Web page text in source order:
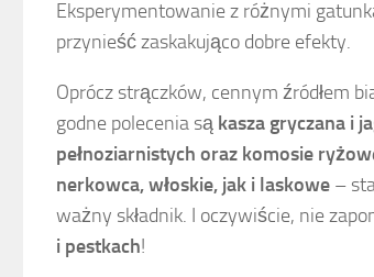
Eksperymentowanie z różnymi
przynieść zaskakująco dobre efekty.
Oprócz strączków, cennym źródłem
godne polecenia są kasza gryczana i
pełnoziarnistych oraz komosie
nerkowca, włoskie, jak i laskowe –
ważny składnik. I oczywiście, nie
i pestkach!